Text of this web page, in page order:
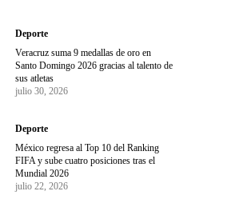
Deporte
Veracruz suma 9 medallas de oro en
Santo Domingo 2026 gracias al talento de
sus atletas
julio 30, 2026
Deporte
México regresa al Top 10 del Ranking
FIFA y sube cuatro posiciones tras el
Mundial 2026
julio 22, 2026